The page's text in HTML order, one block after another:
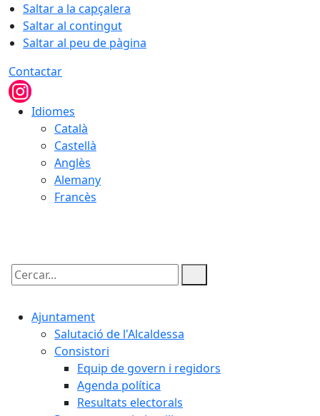
Saltar a la capçalera
Saltar al contingut
Saltar al peu de pàgina
Contactar
Idiomes
Català
Castellà
Anglès
Alemany
Francès
Cercar:
Ajuntament
Salutació de l'Alcaldessa
Consistori
Equip de govern i regidors
Agenda política
Resultats electorals